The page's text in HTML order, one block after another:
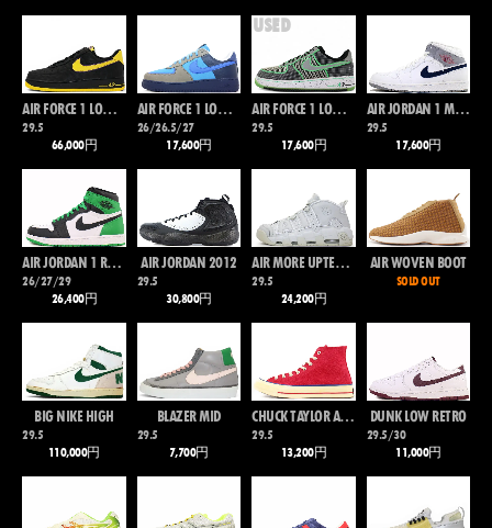
AIR FORCE 1 LOW RETRO QS KB P
29.5
66,000円
AIR FORCE 1 LOW SP
26/26.5/27
17,600円
USED
AIR FORCE 1 LOW SUPREME I/0 DB
29.5
17,600円
AIR JORDAN 1 MID PI
29.5
17,600円
AIR JORDAN 1 RETRO HIGH OG
26/27/29
26,400円
AIR JORDAN 2012
29.5
30,800円
AIR MORE UPTEMPO 96
29.5
24,200円
AIR WOVEN BOOT
SOLD OUT
BIG NIKE HIGH
29.5
110,000円
BLAZER MID
29.5
7,700円
CHUCK TAYLOR ALL STAR 70 HI
29.5
13,200円
DUNK LOW RETRO
29.5/30
11,000円